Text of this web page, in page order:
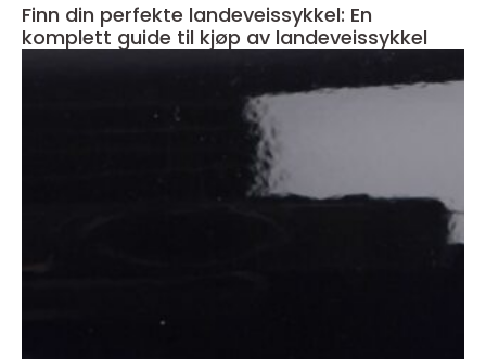
Finn din perfekte landeveissykkel: En
komplett guide til kjøp av landeveissykkel